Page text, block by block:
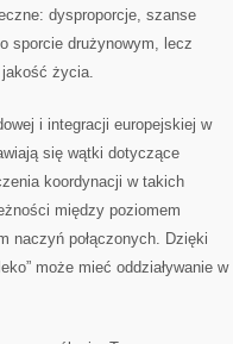
dysproporcje, szanse
sporcie drużynowym, lecz
jakość życia.
i integracji europejskiej w
się wątki dotyczące
koordynacji w takich
między poziomem
naczyń połączonych. Dzięki
może mieć oddziaływanie w